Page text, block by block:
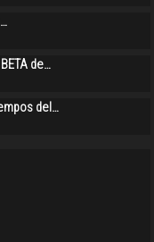
de…
del…